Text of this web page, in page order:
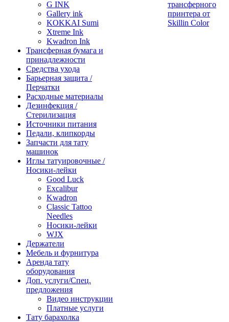
G INK
Gallery ink
KOKKAI Sumi
Xtreme Ink
Kwadron Ink
Трансферная бумага и
принадлежности
Средства ухода
Барьерная защита /
Перчатки
Расходные материалы
Дезинфекция /
Стерилизация
Источники питания
Педали, клипкорды
Запчасти для тату
машинок
Иглы татуировочные /
Носики-лейки
Good Luck
Excalibur
Kwadron
Classic Tattoo
Needles
Носики-лейки
WJX
Держатели
Мебель и фурнитура
Аренда тату
оборудования
Доп. услуги/Спец.
предложения
Видео инструкции
Платные услуги
Тату барахолка
трансферного
принтера от
Skillin Color